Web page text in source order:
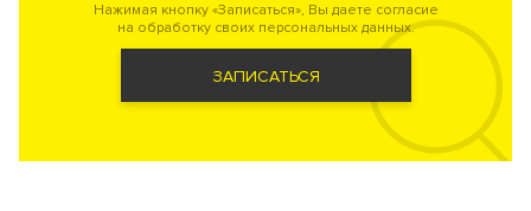
Нажимая кнопку «Записаться», Вы даете согласие
на обработку своих персональных данных.
ЗАПИСАТЬСЯ